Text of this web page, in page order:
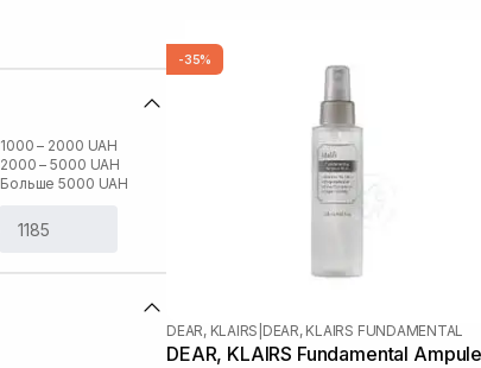
1000 – 2000 UAH
2000 – 5000 UAH
Больше 5000 UAH
-35%
DEAR, KLAIRS DEAR, KLAIRS FUNDAMENTAL
DEAR, KLAIRS Fundamental Ampule